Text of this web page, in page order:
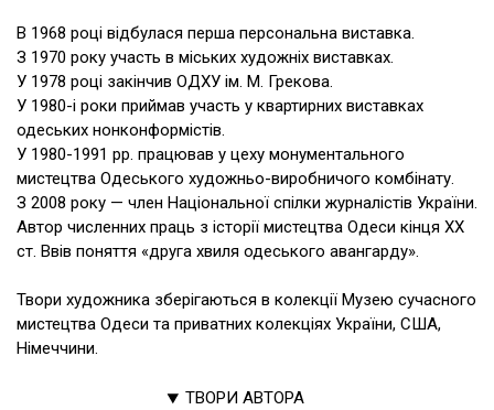
В 1968 році відбулася перша персональна виставка.
З 1970 року участь в міських художніх виставках.
У 1978 році закінчив ОДХУ ім. М. Грекова.
У 1980-і роки приймав участь у квартирних виставках
одеських нонконформістів.
У 1980-1991 рр. працював у цеху монументального
мистецтва Одеського художньо-виробничого комбінату.
З 2008 року — член Національної спілки журналістів України.
Автор численних праць з історії мистецтва Одеси кінця ХХ
ст. Ввів поняття «друга хвиля одеського авангарду».
Твори художника зберігаються в колекції Музею сучасного
мистецтва Одеси та приватних колекціях України, США,
Німеччини.
ТВОРИ АВТОРА